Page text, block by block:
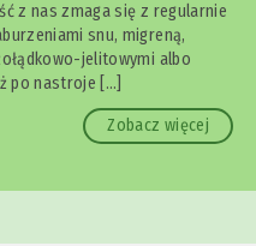
z nas zmaga się z regularnie
snu, migreną,
jelitowymi albo
po nastroje […]
Zobacz więcej
88 sposobów na
depresję i wypalenie
Ulrich Strunz